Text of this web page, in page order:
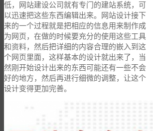
低，网站建设公司就有专门的建站系统，可
以迅速把这些东西编辑出来。网站设计接下
来的一个过程就是把相应的信息用来制作成
为网页，在做的时候要充分的使用这些工具
和资料，然后把详细的内容合理的嵌入到这
个网页里面，这样基本的设计就出来了，当
然刚开始设计出来的东西可能还有一些不会
好的地方，然后再进行细微的调整，让这个
设计变得更加完善。